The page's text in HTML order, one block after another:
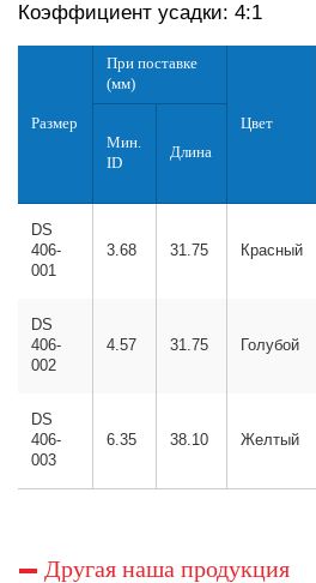
Коэффициент усадки: 4:1
Размер
При поставке
(мм)
Цвет
Мин.
ID
Длина
DS
406-
001
3.68 31.75 Красный
DS
406-
002
4.57 31.75 Голубой
DS
406-
003
6.35 38.10 Желтый
Другая наша продукция